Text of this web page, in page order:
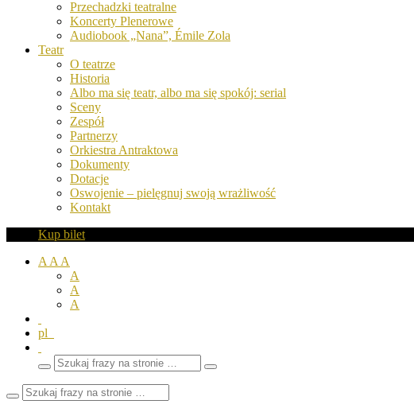
Przechadzki teatralne
Koncerty Plenerowe
Audiobook „Nana”, Émile Zola
Teatr
O teatrze
Historia
Albo ma się teatr, albo ma się spokój: serial
Sceny
Zespół
Partnerzy
Orkiestra Antraktowa
Dokumenty
Dotacje
Oswojenie – pielęgnuj swoją wrażliwość
Kontakt
Kup bilet
A A A
A
A
A
pl
Wyszukaj
frazy
Zamknij